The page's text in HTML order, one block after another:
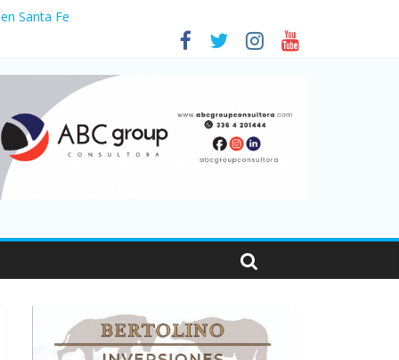
Santa Fe
viajaron por el país, un 5,9% más que en 2025